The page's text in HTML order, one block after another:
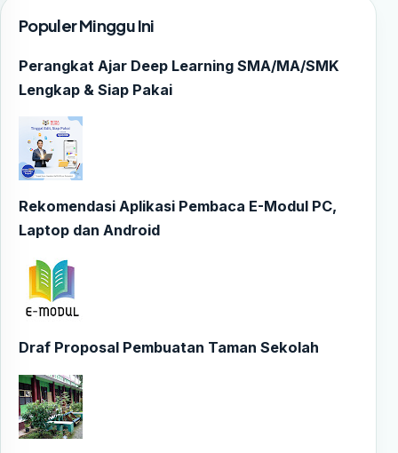
Populer Minggu Ini
Perangkat Ajar Deep Learning SMA/MA/SMK
Lengkap & Siap Pakai
Rekomendasi Aplikasi Pembaca E-Modul PC,
Laptop dan Android
Draf Proposal Pembuatan Taman Sekolah